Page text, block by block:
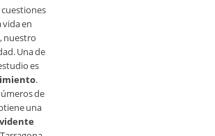
en
nuestro
Una de
es
.
de
una
vidente